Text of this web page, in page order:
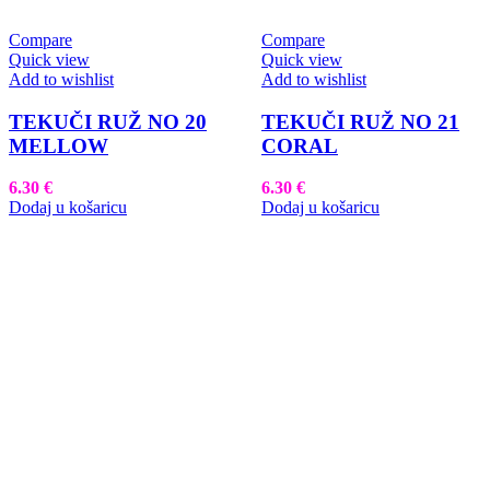
Compare
Quick view
Add to wishlist
TEKUČI RUŽ NO 20
MELLOW
6.30 €
Dodaj u košaricu
Compare
Quick view
Add to wishlist
TEKUČI RUŽ NO 21
CORAL
6.30 €
Dodaj u košaricu